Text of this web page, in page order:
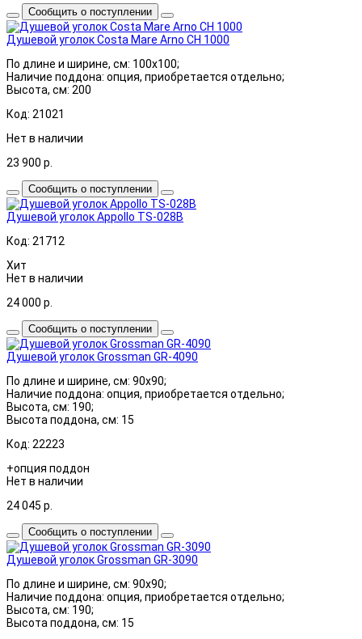
Сообщить о поступлении
Душевой уголок Costa Mare Arno CH 1000
По длине и ширине, см: 100x100;
Наличие поддона: опция, приобретается отдельно;
Высота, см: 200
Код: 21021
Нет в наличии
23 900 р.
Сообщить о поступлении
Душевой уголок Appollo TS-028B
Код: 21712
Хит
Нет в наличии
24 000 р.
Сообщить о поступлении
Душевой уголок Grossman GR-4090
По длине и ширине, см: 90x90;
Наличие поддона: опция, приобретается отдельно;
Высота, см: 190;
Высота поддона, см: 15
Код: 22223
+опция поддон
Нет в наличии
24 045 р.
Сообщить о поступлении
Душевой уголок Grossman GR-3090
По длине и ширине, см: 90x90;
Наличие поддона: опция, приобретается отдельно;
Высота, см: 190;
Высота поддона, см: 15